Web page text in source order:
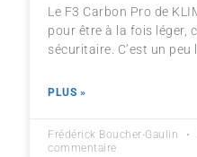
Le F3 Carbon Pro de
pour être à la fois léger,
sécuritaire. C’est un peu
PLUS »
Frédérick Boucher-Gaulin
commentaire